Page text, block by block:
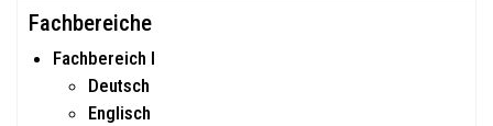
Fachbereiche
Fachbereich I
Deutsch
Englisch